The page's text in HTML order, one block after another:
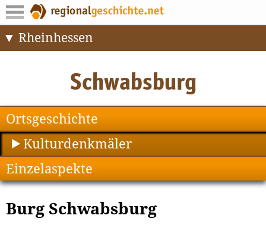
Rheinhessen
Ortsgeschichte
Kulturdenkmäler
Einzelaspekte
Burg Schwabsburg